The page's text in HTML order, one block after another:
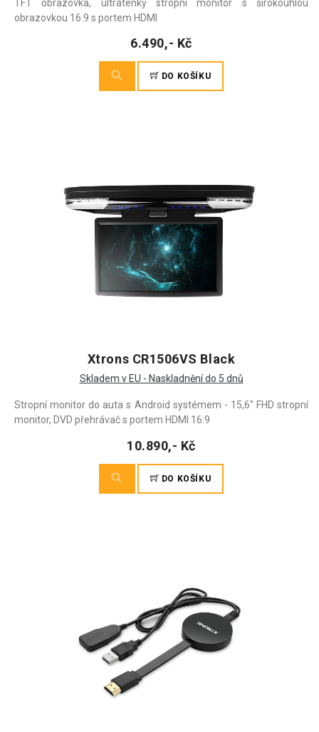
TFT obrazovka, ultratenký stropní monitor s širokoúhlou
obrazovkou 16:9 s portem HDMI
6.490,- Kč
DO KOŠÍKU
Xtrons CR1506VS Black
Skladem v EU - Naskladnění do 5 dnů
Stropní monitor do auta s Android systémem - 15,6" FHD stropní
monitor, DVD přehrávač s portem HDMI 16:9
10.890,- Kč
DO KOŠÍKU